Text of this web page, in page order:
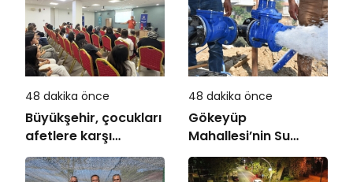
48 dakika önce
Büyükşehir, çocukları
afetlere karşı
bilinçlendiriyor
48 dakika önce
Gökeyüp
Mahallesi’nin Su
Sorunu Çözüme
Kavuşturuldu